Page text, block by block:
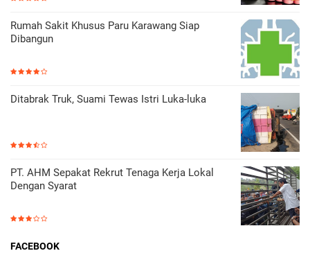
Rumah Sakit Khusus Paru Karawang Siap
Dibangun
Ditabrak Truk, Suami Tewas Istri Luka-luka
PT. AHM Sepakat Rekrut Tenaga Kerja Lokal
Dengan Syarat
FACEBOOK